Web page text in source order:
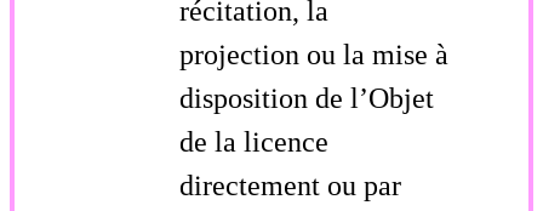
récitation, la
projection ou la mise à
disposition de l’Objet
de la licence
directement ou par